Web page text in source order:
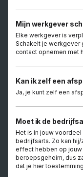
Mijn werkgever
Elke werkgever is
Schakelt je werkgever
contact opnemen met
Kan ik zelf een
Ja, je kunt zelf een
Moet ik de
Het is in jouw
bedrijfsarts. Zo kan
effect hebben op
beroepsgeheim, dus
dat je hier